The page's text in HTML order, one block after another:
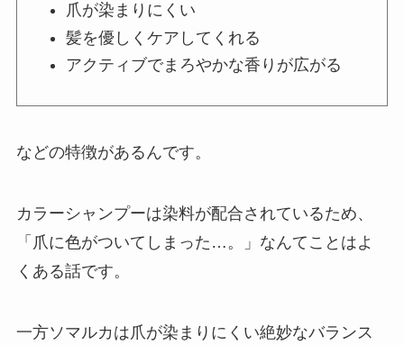
爪が染まりにくい
髪を優しくケアしてくれる
アクティブでまろやかな香りが広がる
などの特徴があるんです。
カラーシャンプーは染料が配合されているため、
「爪に色がついてしまった…。」なんてことはよ
くある話です。
一方ソマルカは爪が染まりにくい絶妙なバランス